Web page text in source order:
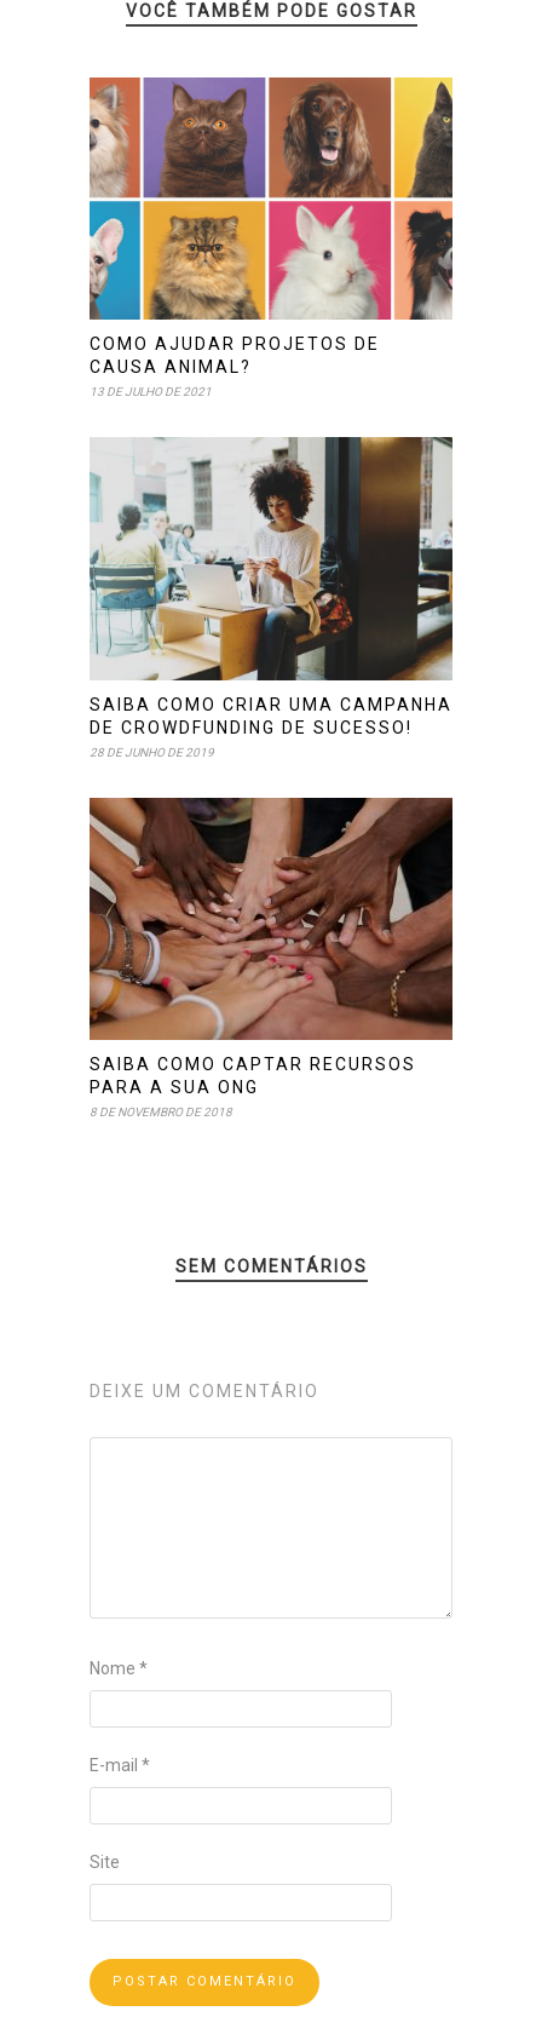
VOCÊ TAMBÉM PODE GOSTAR
COMO AJUDAR PROJETOS DE
CAUSA ANIMAL?
13 DE JULHO DE 2021
SAIBA COMO CRIAR UMA CAMPANHA
DE CROWDFUNDING DE SUCESSO!
28 DE JUNHO DE 2019
SAIBA COMO CAPTAR RECURSOS
PARA A SUA ONG
8 DE NOVEMBRO DE 2018
SEM COMENTÁRIOS
DEIXE UM COMENTÁRIO
Nome *
E-mail *
Site